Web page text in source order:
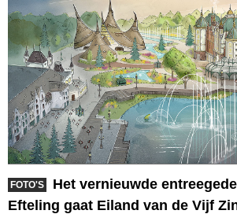
FOTO'S
Het vernieuwde
Efteling gaat Eiland van de Vijf